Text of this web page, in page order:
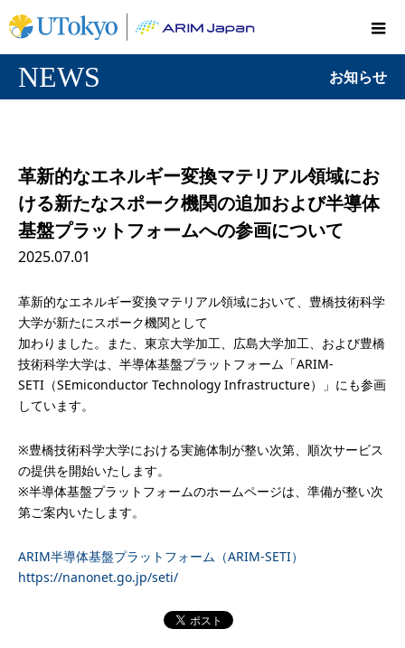
NEWS お知らせ
革新的なエネルギー変換マテリアル領域にお
ける新たなスポーク機関の追加および半導体
基盤プラットフォームへの参画について
2025.07.01
革新的なエネルギー変換マテリアル領域において、豊橋技術科学
大学が新たにスポーク機関として
加わりました。また、東京大学加工、広島大学加工、および豊橋
技術科学大学は、半導体基盤プラットフォーム「ARIM-
SETI（SEmiconductor Technology Infrastructure）」にも参画
しています。
※豊橋技術科学大学における実施体制が整い次第、順次サービス
の提供を開始いたします。
※半導体基盤プラットフォームのホームページは、準備が整い次
第ご案内いたします。
ARIM半導体基盤プラットフォーム（ARIM-SETI）
https://nanonet.go.jp/seti/